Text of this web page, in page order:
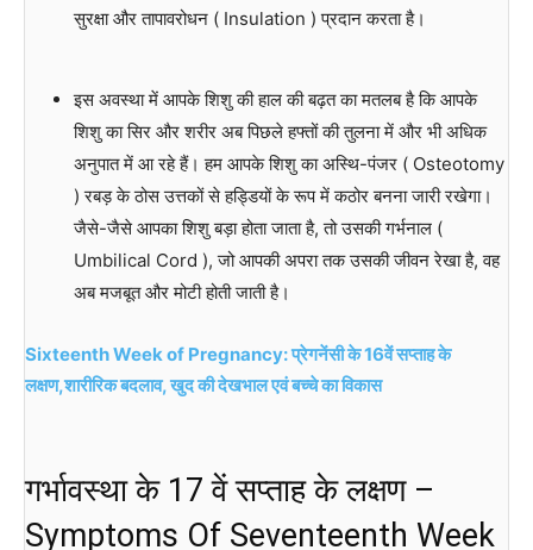
सुरक्षा और तापावरोधन ( Insulation ) प्रदान करता है।
इस अवस्था में आपके शिशु की हाल की बढ़त का मतलब है कि आपके
शिशु का सिर और शरीर अब पिछले हफ्तों की तुलना में और भी अधिक
अनुपात में आ रहे हैं। हम आपके शिशु का अस्थि-पंजर ( Osteotomy
) रबड़ के ठोस उत्तकों से हड्डियों के रूप में कठोर बनना जारी रखेगा।
जैसे-जैसे आपका शिशु बड़ा होता जाता है, तो उसकी गर्भनाल (
Umbilical Cord ), जो आपकी अपरा तक उसकी जीवन रेखा है, वह
अब मजबूत और मोटी होती जाती है।
Sixteenth Week of Pregnancy: प्रेगनेंसी के 16वें सप्ताह के
लक्षण,शारीरिक बदलाव, खुद की देखभाल एवं बच्चे का विकास
गर्भावस्था के 17 वें सप्ताह के लक्षण –
Symptoms Of Seventeenth Week